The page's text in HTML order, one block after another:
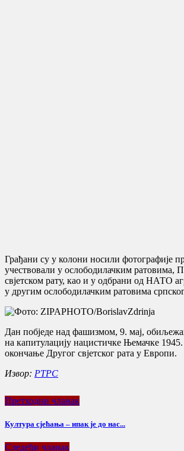
Грађани су у колони носили фотографије
учествовали у ослободилачким ратовима,
свјетском рату, као и у одбрани од НАТО
у другим ослободилачким ратовима
Дан побједе над фашизмом, 9. мај,
на капитулацију нацистичке Њемачке
окончање Другог свјетског рата у Европи.
Извор: РТРС
Претходни чланак
Култура сјећања – ипак је до нас...
Следећи чланак